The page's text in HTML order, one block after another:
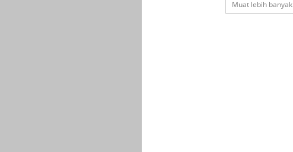
Muat lebih banyak